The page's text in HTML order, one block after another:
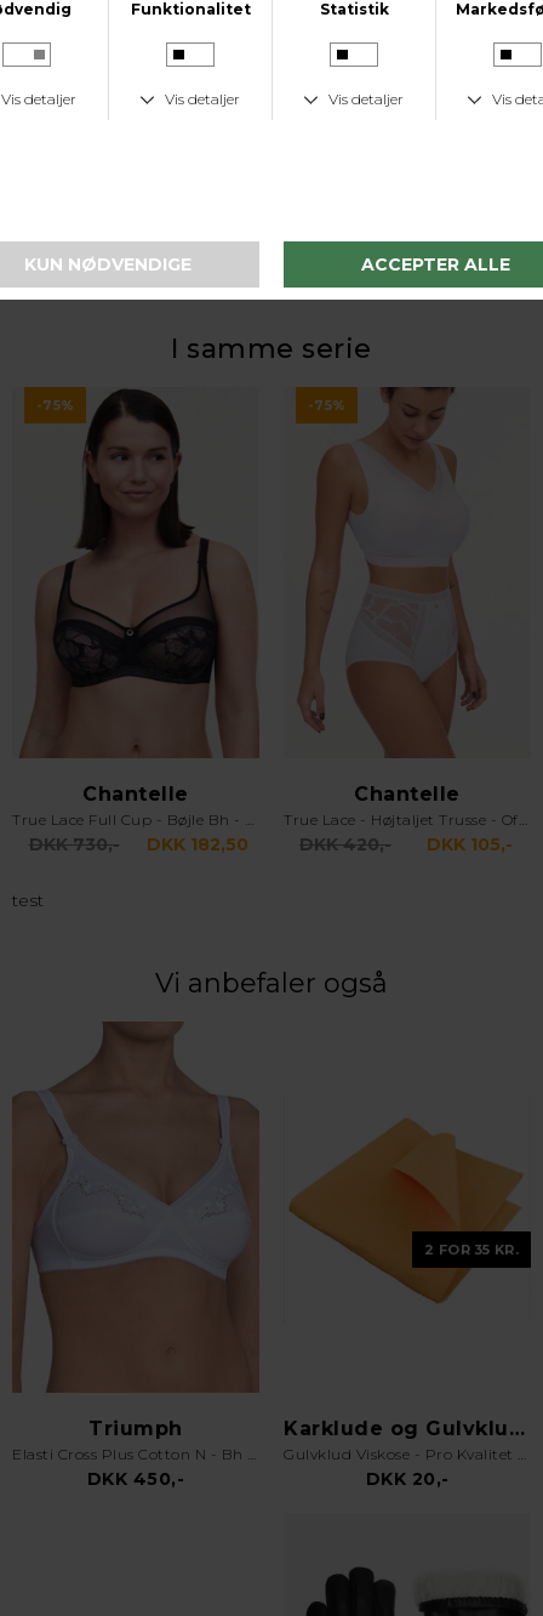
KUNDESERVICE
Tlf. 24 59 87 63
Fast lav fragtpris på 19 kr.
I samme serie
-75%
Chantelle
True Lace Full Cup - Bøjle Bh - Sort
DKK 730,- DKK 182,50
-75%
Chantelle
True Lace - Højtaljet Trusse - Off White
DKK 420,- DKK 105,-
test
Vi anbefaler også
Triumph
Elasti Cross Plus Cotton N - Bh uden bøjle - Hvid
DKK 450,-
2 FOR 35 KR.
Karklude og Gulvklude
Gulvklud Viskose - Pro Kvalitet - Orange
DKK 20,-